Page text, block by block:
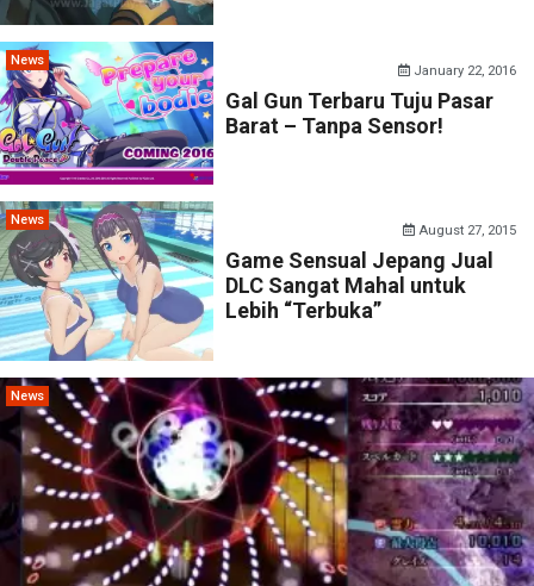
News
January 22, 2016
Gal Gun Terbaru Tuju Pasar
Barat – Tanpa Sensor!
News
August 27, 2015
Game Sensual Jepang Jual
DLC Sangat Mahal untuk
Lebih “Terbuka”
News